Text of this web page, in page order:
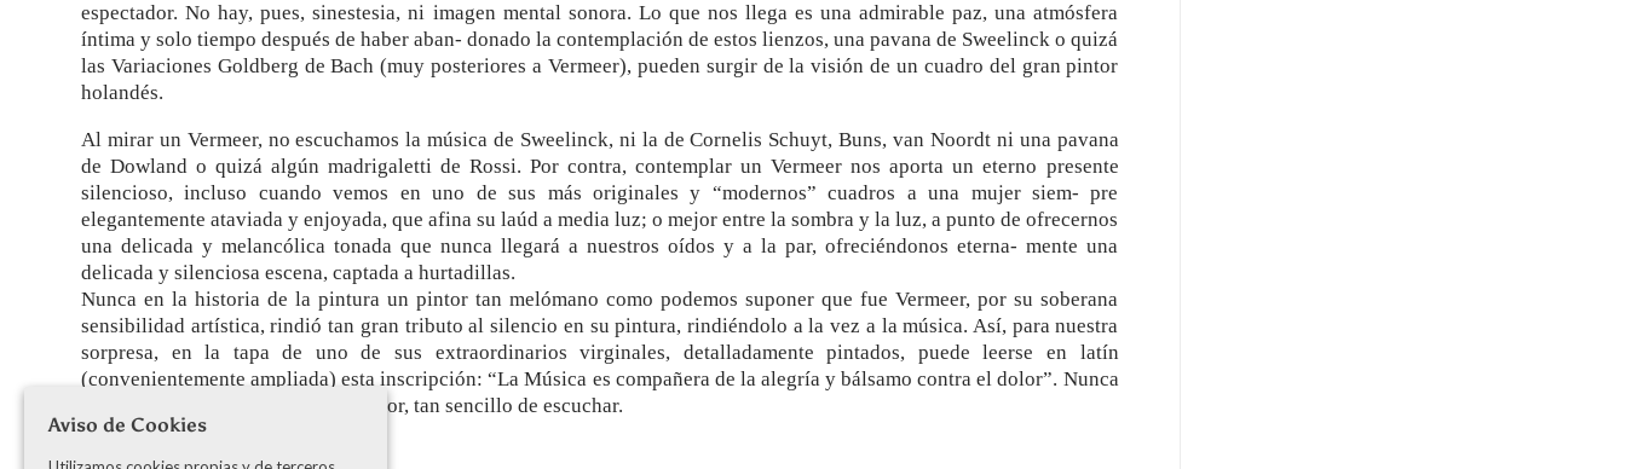
espectador. No hay, pues, sinestesia, ni imagen mental sonora. Lo que nos llega es una admirable paz, una atmósfera
íntima y solo tiempo después de haber aban- donado la contemplación de estos lienzos, una pavana de Sweelinck o quizá
las Variaciones Goldberg de Bach (muy posteriores a Vermeer), pueden surgir de la visión de un cuadro del gran pintor
holandés.
Al mirar un Vermeer, no escuchamos la música de Sweelinck, ni la de Cornelis Schuyt, Buns, van Noordt ni una pavana
de Dowland o quizá algún madrigaletti de Rossi. Por contra, contemplar un Vermeer nos aporta un eterno presente
silencioso, incluso cuando vemos en uno de sus más originales y “modernos” cuadros a una mujer siem- pre
elegantemente ataviada y enjoyada, que afina su laúd a media luz; o mejor entre la sombra y la luz, a punto de ofrecernos
una delicada y melancólica tonada que nunca llegará a nuestros oídos y a la par, ofreciéndonos eterna- mente una
delicada y silenciosa escena, captada a hurtadillas.
Nunca en la historia de la pintura un pintor tan melómano como podemos suponer que fue Vermeer, por su soberana
sensibilidad artística, rindió tan gran tributo al silencio en su pintura, rindiéndolo a la vez a la música. Así, para nuestra
sorpresa, en la tapa de uno de sus extraordinarios virginales, detalladamente pintados, puede leerse en latín
(convenientemente ampliada) esta inscripción: “La Música es compañera de la alegría y bálsamo contra el dolor”. Nunca
el silencio ha sido, gracias a un pintor, tan sencillo de escuchar.
Aviso de Cookies